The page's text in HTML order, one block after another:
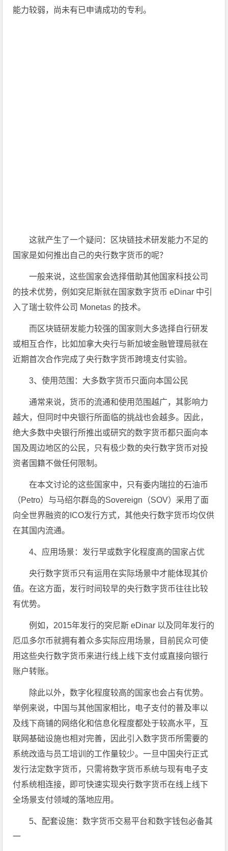
能力较弱，尚未有已申请成功的专利。
这就产生了一个疑问：区块链技术研发能力不足的
国家是如何推出自己的央行数字货币的呢？
一般来说，这些国家会选择借助其他国家科技公司
的技术优势，例如突尼斯就在国家数字货币 eDinar 中引
入了瑞士软件公司 Monetas 的技术。
而区块链研发能力较强的国家则大多选择自行研发
或相互合作，比如加拿大央行与新加坡金融管理局就在
近期首次合作完成了央行数字货币跨境支付实验。
3、使用范围：大多数字货币只面向本国公民
通常来说，货币的流通和使用范围越广，其影响力
越大，但同时中央银行所面临的挑战也会越多。因此，
绝大多数中央银行所推出或研究的数字货币都只面向本
国及周边地区的公民，只有极少数的央行数字货币对投
资者国籍不做任何限制。
在本文讨论的这些国家中，只有委内瑞拉的石油币
（Petro）与马绍尔群岛的Sovereign（SOV）采用了面
向全世界融资的ICO发行方式，其他央行数字货币均仅供
在其国内流通。
4、应用场景：发行早或数字化程度高的国家占优
央行数字货币只有运用在实际场景中才能体现其价
值。在这方面，发行时间较早的央行数字货币往往比较
有优势。
例如，2015年发行的突尼斯 eDinar 以及同年发行的
厄瓜多尔币就拥有着众多实际应用场景，目前民众可使
用这些央行数字货币来进行线上线下支付或直接向银行
账户转账。
除此以外，数字化程度较高的国家也会占有优势。
举例来说，中国与其他国家相比，电子支付的普及率以
及线下商铺的网络化和信息化程度都处于较高水平，互
联网基础设施也相对完善，因此引入数字货币所需要的
系统改造与员工培训的工作量较少。一旦中国央行正式
发行法定数字货币，只需将数字货币系统与现有电子支
付系统相连接，即可快速实现央行数字货币在线上线下
全场景支付领域的落地应用。
5、配套设施：数字货币交易平台和数字钱包必备其
一